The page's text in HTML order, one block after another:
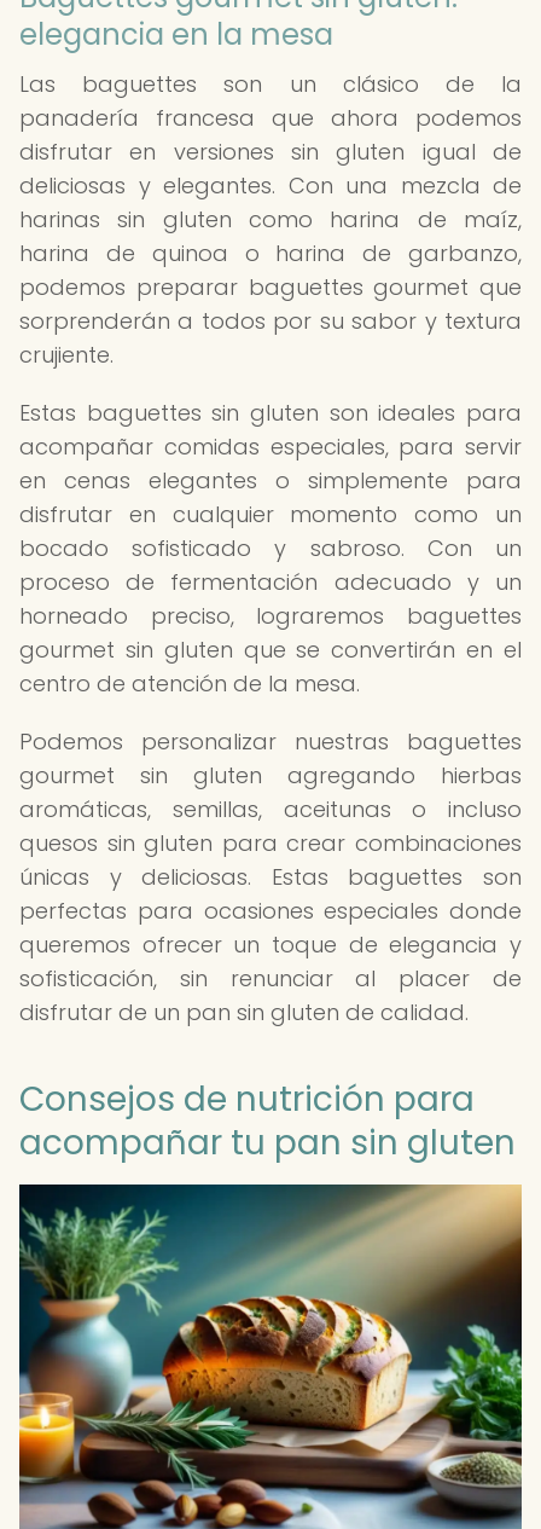
elegancia en la mesa
Las baguettes son un clásico de la
panadería francesa que ahora podemos
disfrutar en versiones sin gluten igual de
deliciosas y elegantes. Con una mezcla de
harinas sin gluten como harina de maíz,
harina de quinoa o harina de garbanzo,
podemos preparar baguettes gourmet que
sorprenderán a todos por su sabor y textura
crujiente.
Estas baguettes sin gluten son ideales para
acompañar comidas especiales, para servir
en cenas elegantes o simplemente para
disfrutar en cualquier momento como un
bocado sofisticado y sabroso. Con un
proceso de fermentación adecuado y un
horneado preciso, lograremos baguettes
gourmet sin gluten que se convertirán en el
centro de atención de la mesa.
Podemos personalizar nuestras baguettes
gourmet sin gluten agregando hierbas
aromáticas, semillas, aceitunas o incluso
quesos sin gluten para crear combinaciones
únicas y deliciosas. Estas baguettes son
perfectas para ocasiones especiales donde
queremos ofrecer un toque de elegancia y
sofisticación, sin renunciar al placer de
disfrutar de un pan sin gluten de calidad.
Consejos de nutrición para
acompañar tu pan sin gluten